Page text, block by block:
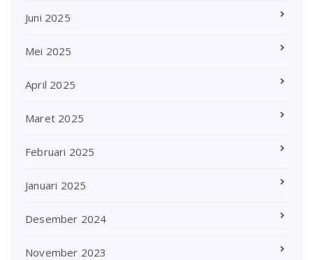
Juni 2025
Mei 2025
April 2025
Maret 2025
Februari 2025
Januari 2025
Desember 2024
November 2023